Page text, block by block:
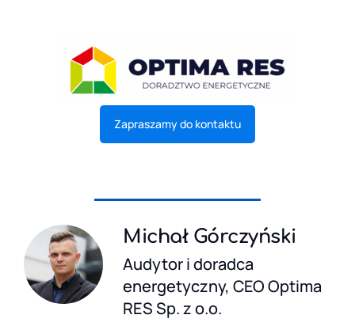
Zapraszamy do kontaktu
Michał Górczyński
Audytor i doradca
energetyczny, CEO Optima
RES Sp. z o.o.